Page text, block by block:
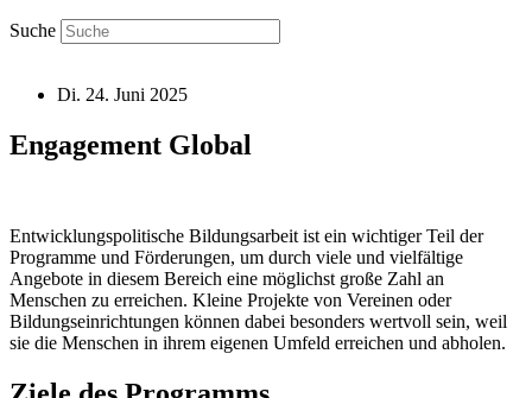
Suche
Di. 24. Juni 2025
Engagement Global
Entwicklungspolitische Bildungsarbeit ist ein wichtiger Teil der
Programme und Förderungen, um durch viele und vielfältige
Angebote in diesem Bereich eine möglichst große Zahl an
Menschen zu erreichen. Kleine Projekte von Vereinen oder
Bildungseinrichtungen können dabei besonders wertvoll sein, weil
sie die Menschen in ihrem eigenen Umfeld erreichen und abholen.